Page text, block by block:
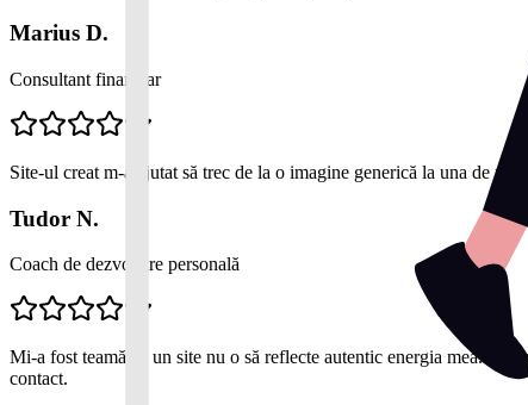
Marius D.
Consultant financiar
Site-ul creat m-a ajutat să trec de la o imagine generică la una de
Tudor N.
Coach de dezvoltare personală
Mi-a fost teamă că un site nu o să reflecte autentic energia mea.
contact.